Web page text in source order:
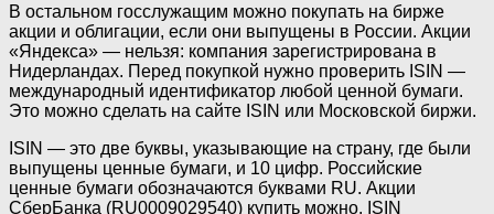
В остальном госслужащим можно покупать на бирже
акции и облигации, если они выпущены в России. Акции
«Яндекса» — нельзя: компания зарегистрирована в
Нидерландах. Перед покупкой нужно проверить ISIN —
международный идентификатор любой ценной бумаги.
Это можно сделать на сайте ISIN или Московской биржи.
ISIN — это две буквы, указывающие на страну, где были
выпущены ценные бумаги, и 10 цифр. Российские
ценные бумаги обозначаются буквами RU. Акции
СберБанка (RU0009029540) купить можно. ISIN